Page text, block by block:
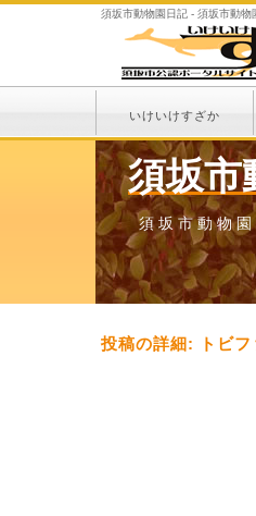
須坂市動物園日記 - 須坂市動物
いけいけすざか
須坂市
須坂市動物
投稿の詳細: トビフ